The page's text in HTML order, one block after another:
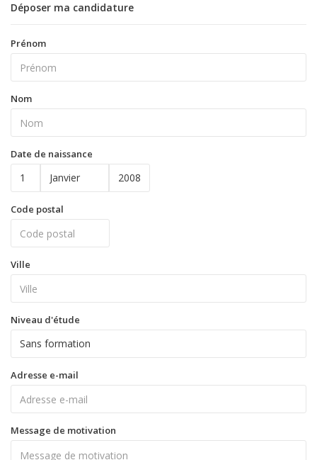
Déposer ma candidature
Prénom
Nom
Date de naissance
Code postal
Ville
Niveau d'étude
Adresse e-mail
Message de motivation